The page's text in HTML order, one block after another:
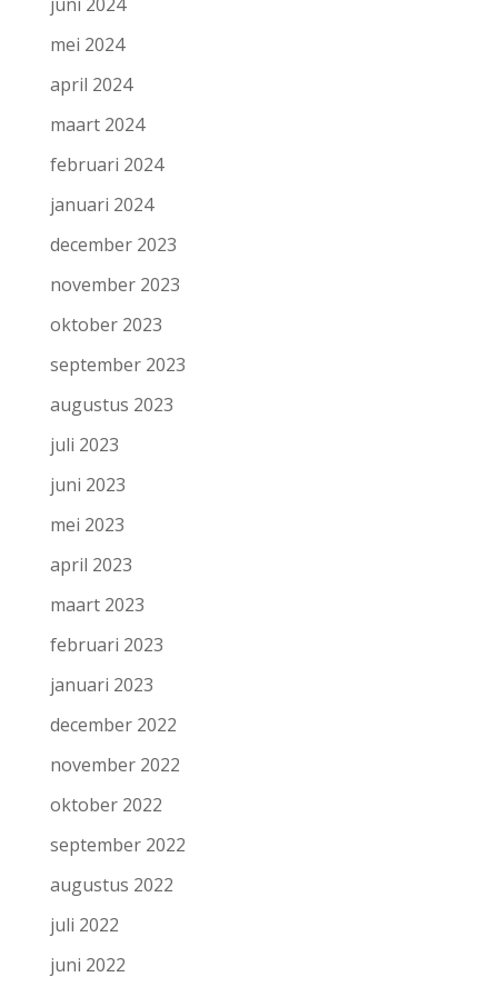
mei 2024
april 2024
maart 2024
februari 2024
januari 2024
december 2023
november 2023
oktober 2023
september 2023
augustus 2023
juli 2023
juni 2023
mei 2023
april 2023
maart 2023
februari 2023
januari 2023
december 2022
november 2022
oktober 2022
september 2022
augustus 2022
juli 2022
juni 2022